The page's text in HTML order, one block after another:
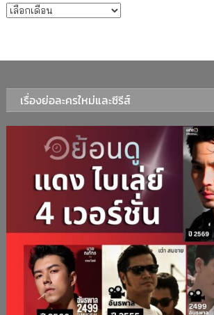
บทความรายเดือน
เรื่องย่อละครใหม่และซีรีส์